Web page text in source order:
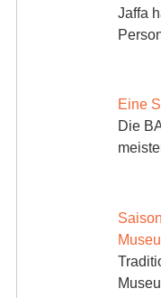
Jaffa
Eine
Die